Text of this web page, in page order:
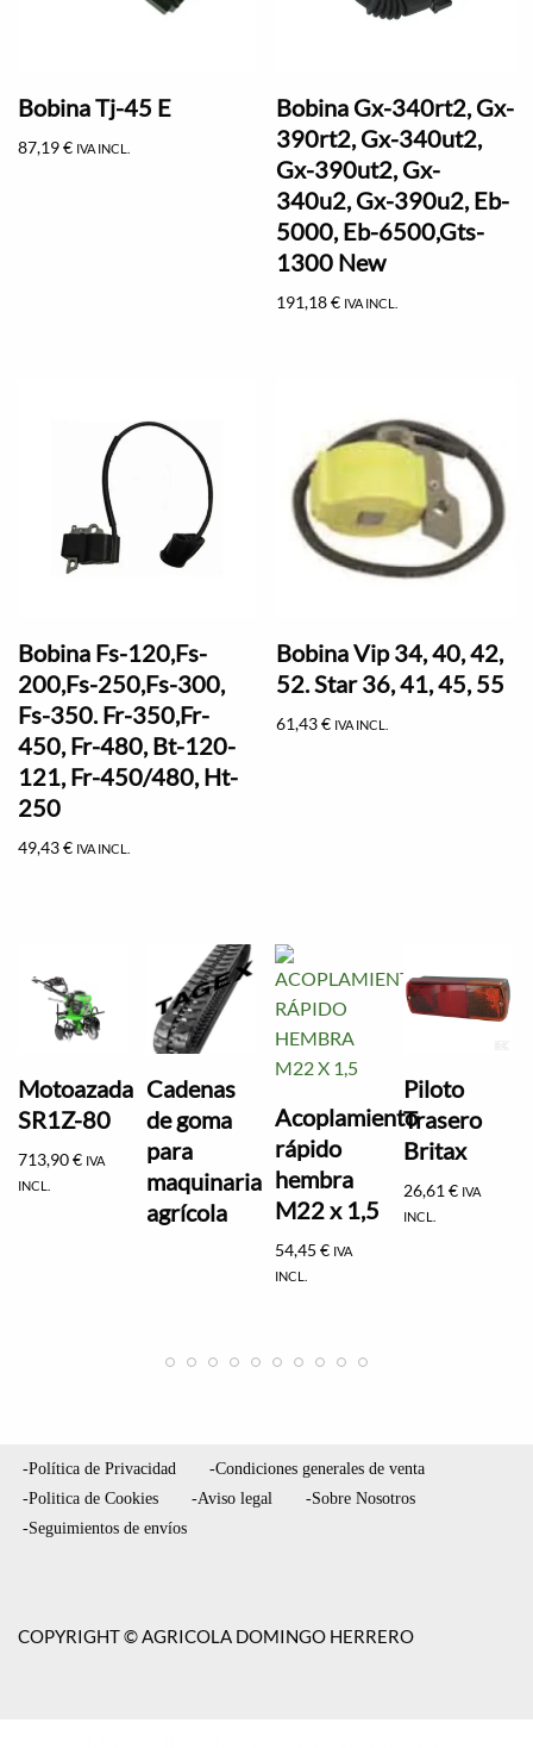
Bobina Tj-45 E
87,19€ IVA INCL.
Bobina Gx-340rt2, Gx-
390rt2, Gx-340ut2,
Gx-390ut2, Gx-
340u2, Gx-390u2, Eb-
5000, Eb-6500,Gts-
1300 New
191,18€ IVA INCL.
Bobina Fs-120,Fs-
200,Fs-250,Fs-300,
Fs-350. Fr-350,Fr-
450, Fr-480, Bt-120-
121, Fr-450/480, Ht-
250
49,43€ IVA INCL.
Bobina Vip 34, 40, 42,
52. Star 36, 41, 45, 55
61,43€ IVA INCL.
Motoazada
SR1Z-80
713,90€ IVA
INCL.
Cadenas
de goma
para
maquinaria
agrícola
Acoplamiento
rápido
hembra
M22 x 1,5
54,45€ IVA
INCL.
Piloto
Trasero
Britax
26,61€ IVA
INCL.
-Política de Privacidad
-Condiciones generales de venta
-Politica de Cookies
-Aviso legal
-Sobre Nosotros
-Seguimientos de envíos
COPYRIGHT © AGRICOLA DOMINGO HERRERO